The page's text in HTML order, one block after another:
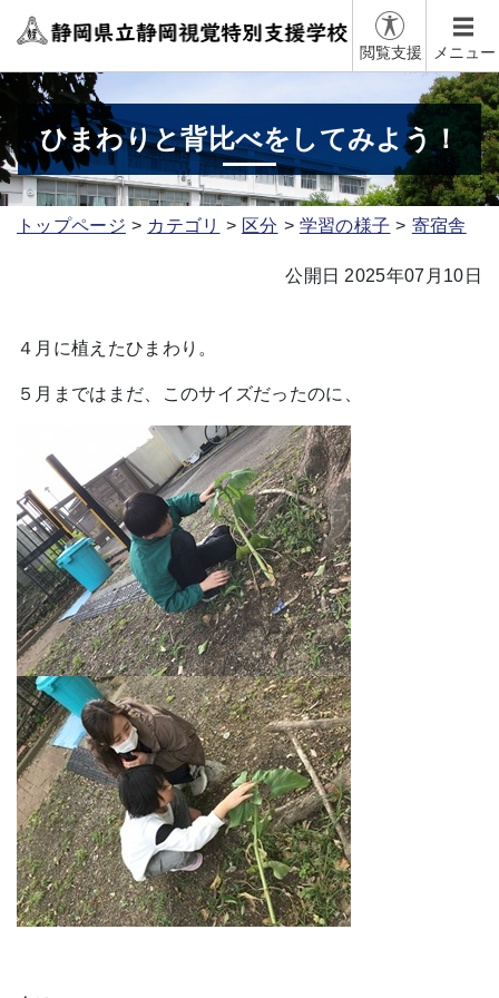
閲覧支援 メニュー
ひまわりと背比べをしてみよう！
トップページ カテゴリ 区分 学習の様子 寄宿舎
公開日 2025年07月10日
４月に植えたひまわり。
５月まではまだ、このサイズだったのに、